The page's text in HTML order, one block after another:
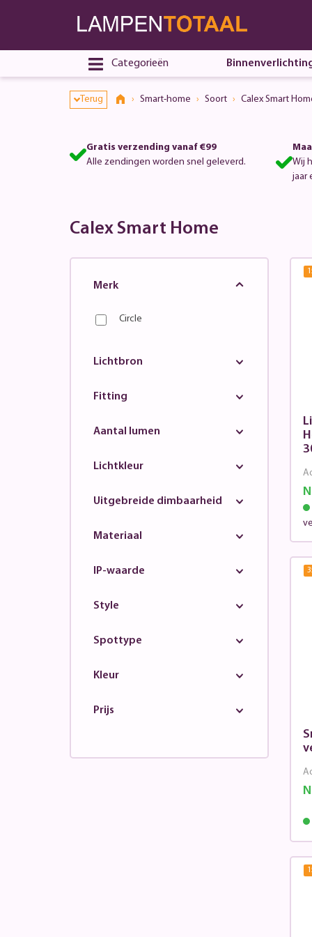
Categorieën
Terug Smart-home Soort Calex Smart
Gratis verzending vanaf €99
Alle zendingen worden snel geleverd.
Wij
jaar
Calex Smart Home
Merk
Circle
Lichtbron
Fitting
Aantal lumen
Lichtkleur
Uitgebreide dimbaarheid
Materiaal
IP-waarde
Style
Spottype
Kleur
Prijs